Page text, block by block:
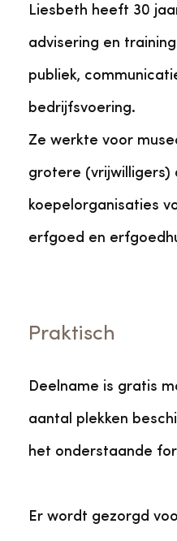
Liesbeth heeft 30
advisering en
publiek,
bedrijfsvoering.
Ze werkte voor
grotere (vrijwilligers)
koepelorganisaties
erfgoed en
Praktisch
Deelname is gratis
aantal plekken
het onderstaande
Er wordt gezorgd